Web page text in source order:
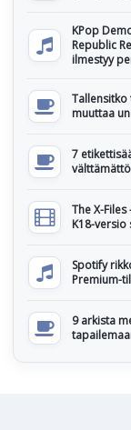
KPop
Republic
ilmestyy
Tallensitko
muuttaa
7
The X-
K18-
Spotify
Premium-
9 arkista